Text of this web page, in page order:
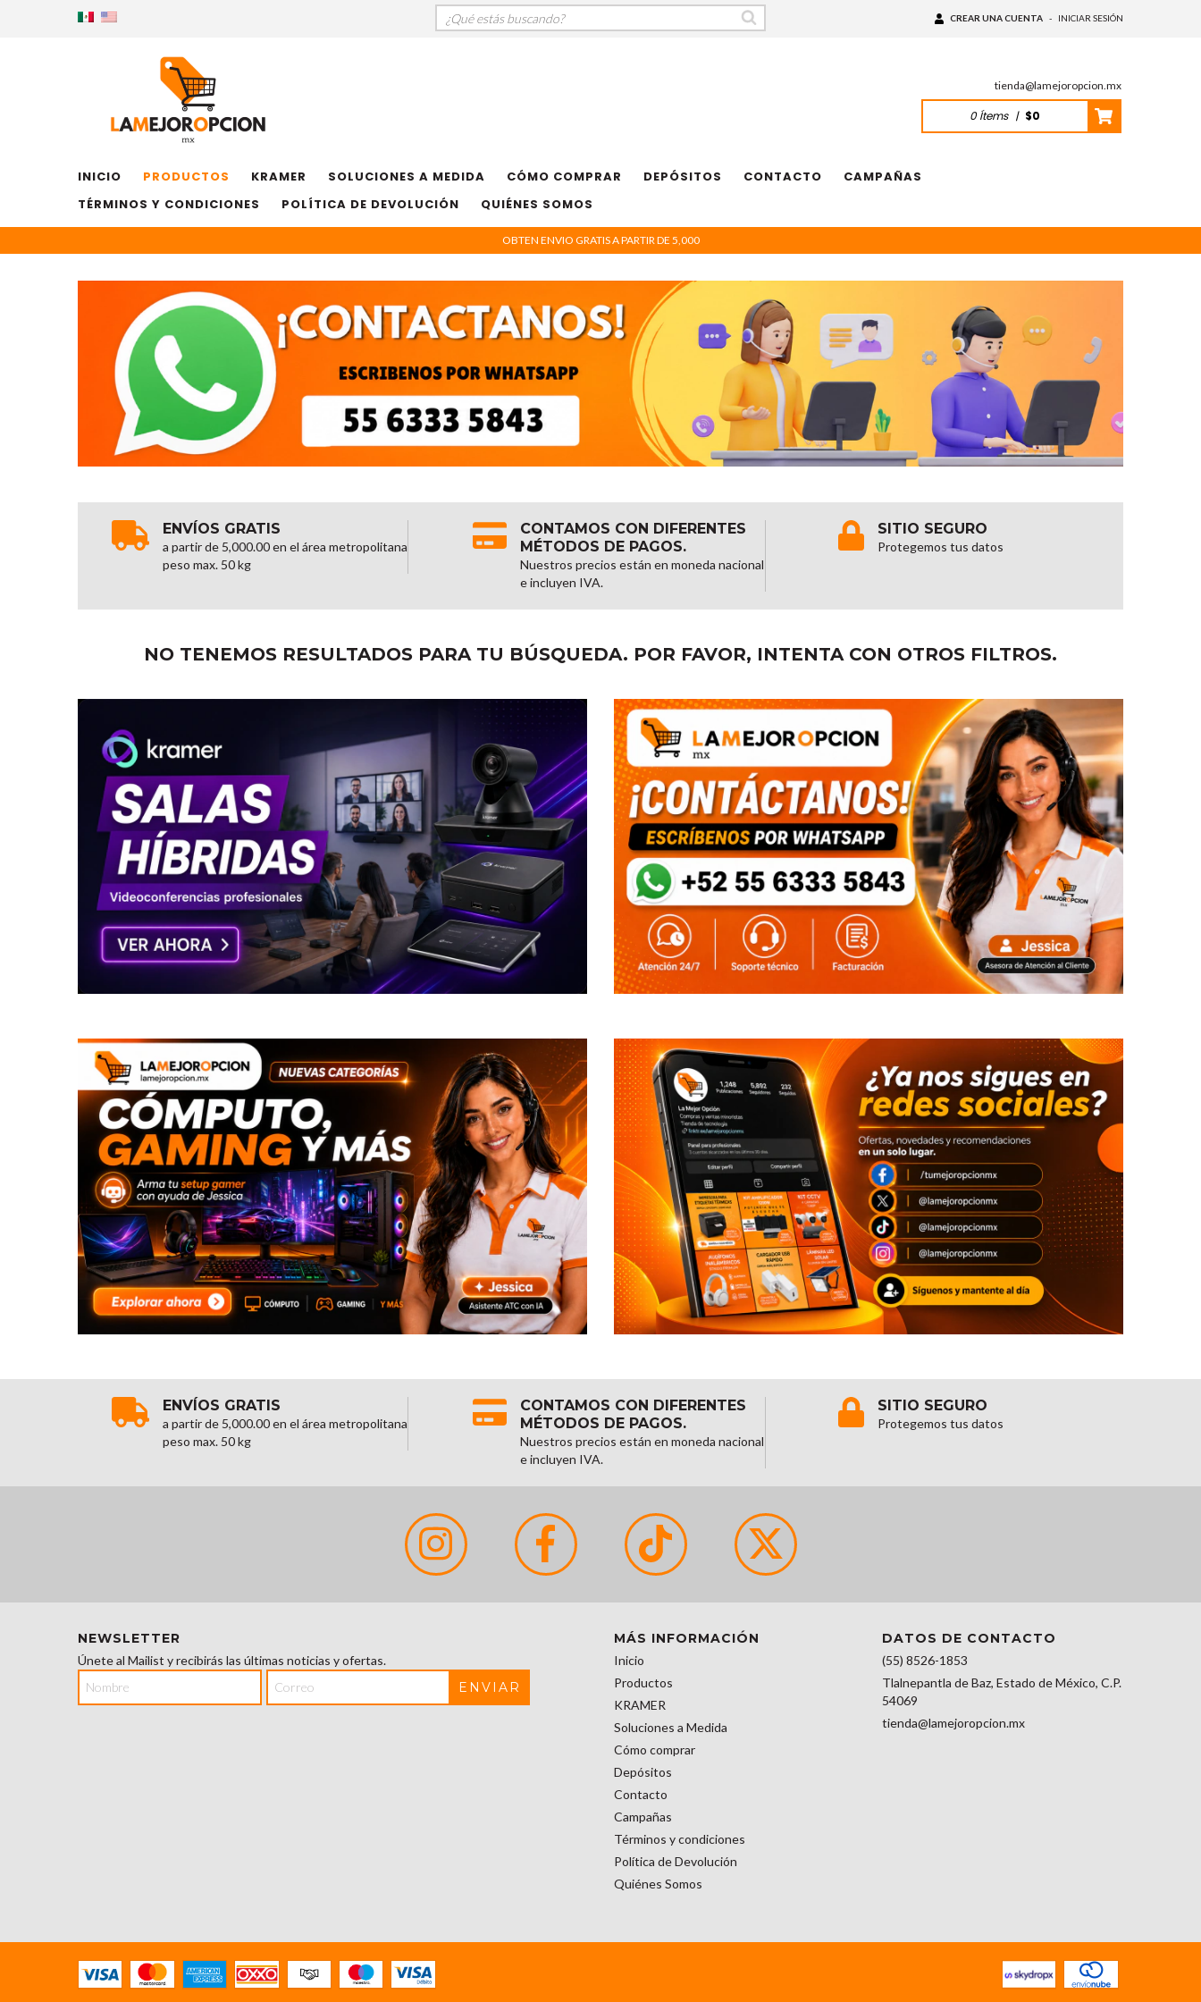
CREAR UNA CUENTA - INICIAR SESIÓN
tienda@lamejoropcion.mx
0Ítems | $0
INICIO PRODUCTOS KRAMER SOLUCIONES A MEDIDA CÓMO COMPRAR DEPÓSITOS CONTACTO
CAMPAÑAS
TÉRMINOS Y CONDICIONES
POLÍTICA DE DEVOLUCIÓN QUIÉNES SOMOS
OBTEN ENVIO GRATIS A PARTIR DE 5,000
ENVÍOS GRATIS
a partir de 5,000.00 en el área metropolitana
peso max. 50 kg
CONTAMOS CON DIFERENTES
MÉTODOS DE PAGOS.
Nuestros precios están en moneda nacional
e incluyen IVA.
SITIO SEGURO
Protegemos tus datos
NO TENEMOS RESULTADOS PARA TU BÚSQUEDA. POR FAVOR, INTENTA CON OTROS FILTROS.
ENVÍOS GRATIS
a partir de 5,000.00 en el área metropolitana
peso max. 50 kg
CONTAMOS CON DIFERENTES
MÉTODOS DE PAGOS.
Nuestros precios están en moneda nacional
e incluyen IVA.
SITIO SEGURO
Protegemos tus datos
NEWSLETTER
Únete al Mailist y recibirás las últimas noticias y ofertas.
MÁS INFORMACIÓN
Inicio
Productos
KRAMER
Soluciones a Medida
Cómo comprar
Depósitos
Contacto
Campañas
Términos y condiciones
Política de Devolución
Quiénes Somos
DATOS DE CONTACTO
(55) 8526-1853
Tlalnepantla de Baz, Estado de México, C.P.
54069
tienda@lamejoropcion.mx